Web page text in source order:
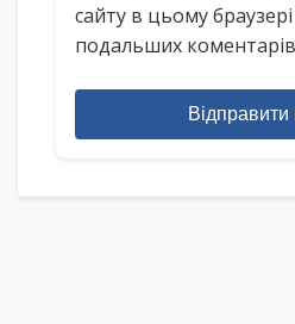
сайту в цьому
подальших
Відправити